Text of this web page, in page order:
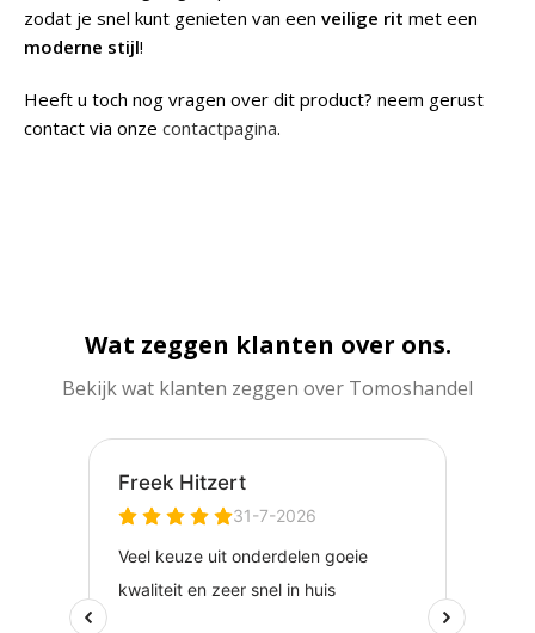
zodat je snel kunt genieten van een veilige rit met een
moderne stijl!
Heeft u toch nog vragen over dit product? neem gerust
contact via onze contactpagina.
Wat zeggen klanten over ons.
Bekijk wat klanten zeggen over Tomoshandel